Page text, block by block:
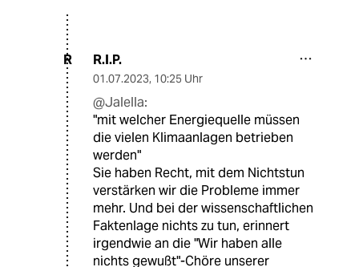
R R.I.P.
01.07.2023, 10:25 Uhr
@Jalella:
"mit welcher Energiequelle müssen
die vielen Klimaanlagen betrieben
werden"
Sie haben Recht, mit dem Nichtstun
verstärken wir die Probleme immer
mehr. Und bei der wissenschaftlichen
Faktenlage nichts zu tun, erinnert
irgendwie an die "Wir haben alle
nichts gewußt"-Chöre unserer